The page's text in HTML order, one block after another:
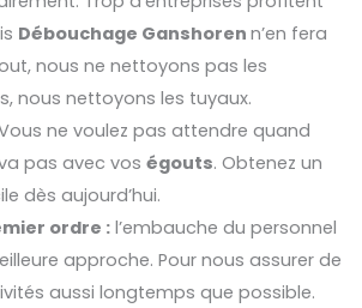
Débouchage Ganshoren n’en fera
nous ne nettoyons pas les
nous nettoyons les tuyaux.
ne voulez pas attendre quand
pas avec vos égouts. Obtenez un
dès aujourd’hui.
ordre : l’embauche du personnel
approche. Pour nous assurer de
aussi longtemps que possible.